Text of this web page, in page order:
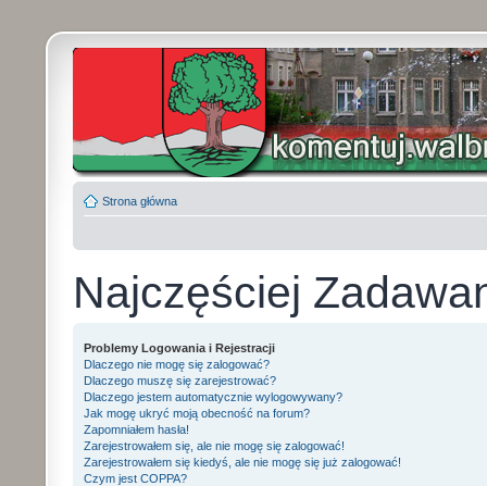
Strona główna
Najczęściej
Problemy Logowania i Rejestracji
Dlaczego nie mogę się zalogować?
Dlaczego muszę się zarejestrować?
Dlaczego jestem automatycznie wylogowywany?
Jak mogę ukryć moją obecność na forum?
Zapomniałem hasła!
Zarejestrowałem się, ale nie mogę się zalogować!
Zarejestrowałem się kiedyś, ale nie mogę się już zalogować!
Czym jest COPPA?